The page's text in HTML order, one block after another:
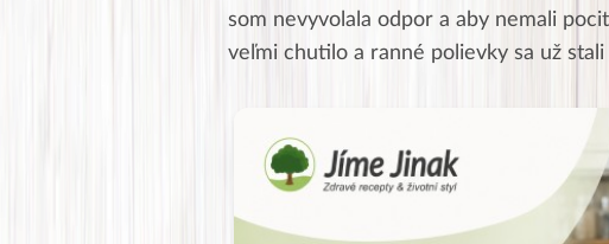
som nevyvolala odpor a aby nemali
veľmi chutilo a ranné polievky sa už